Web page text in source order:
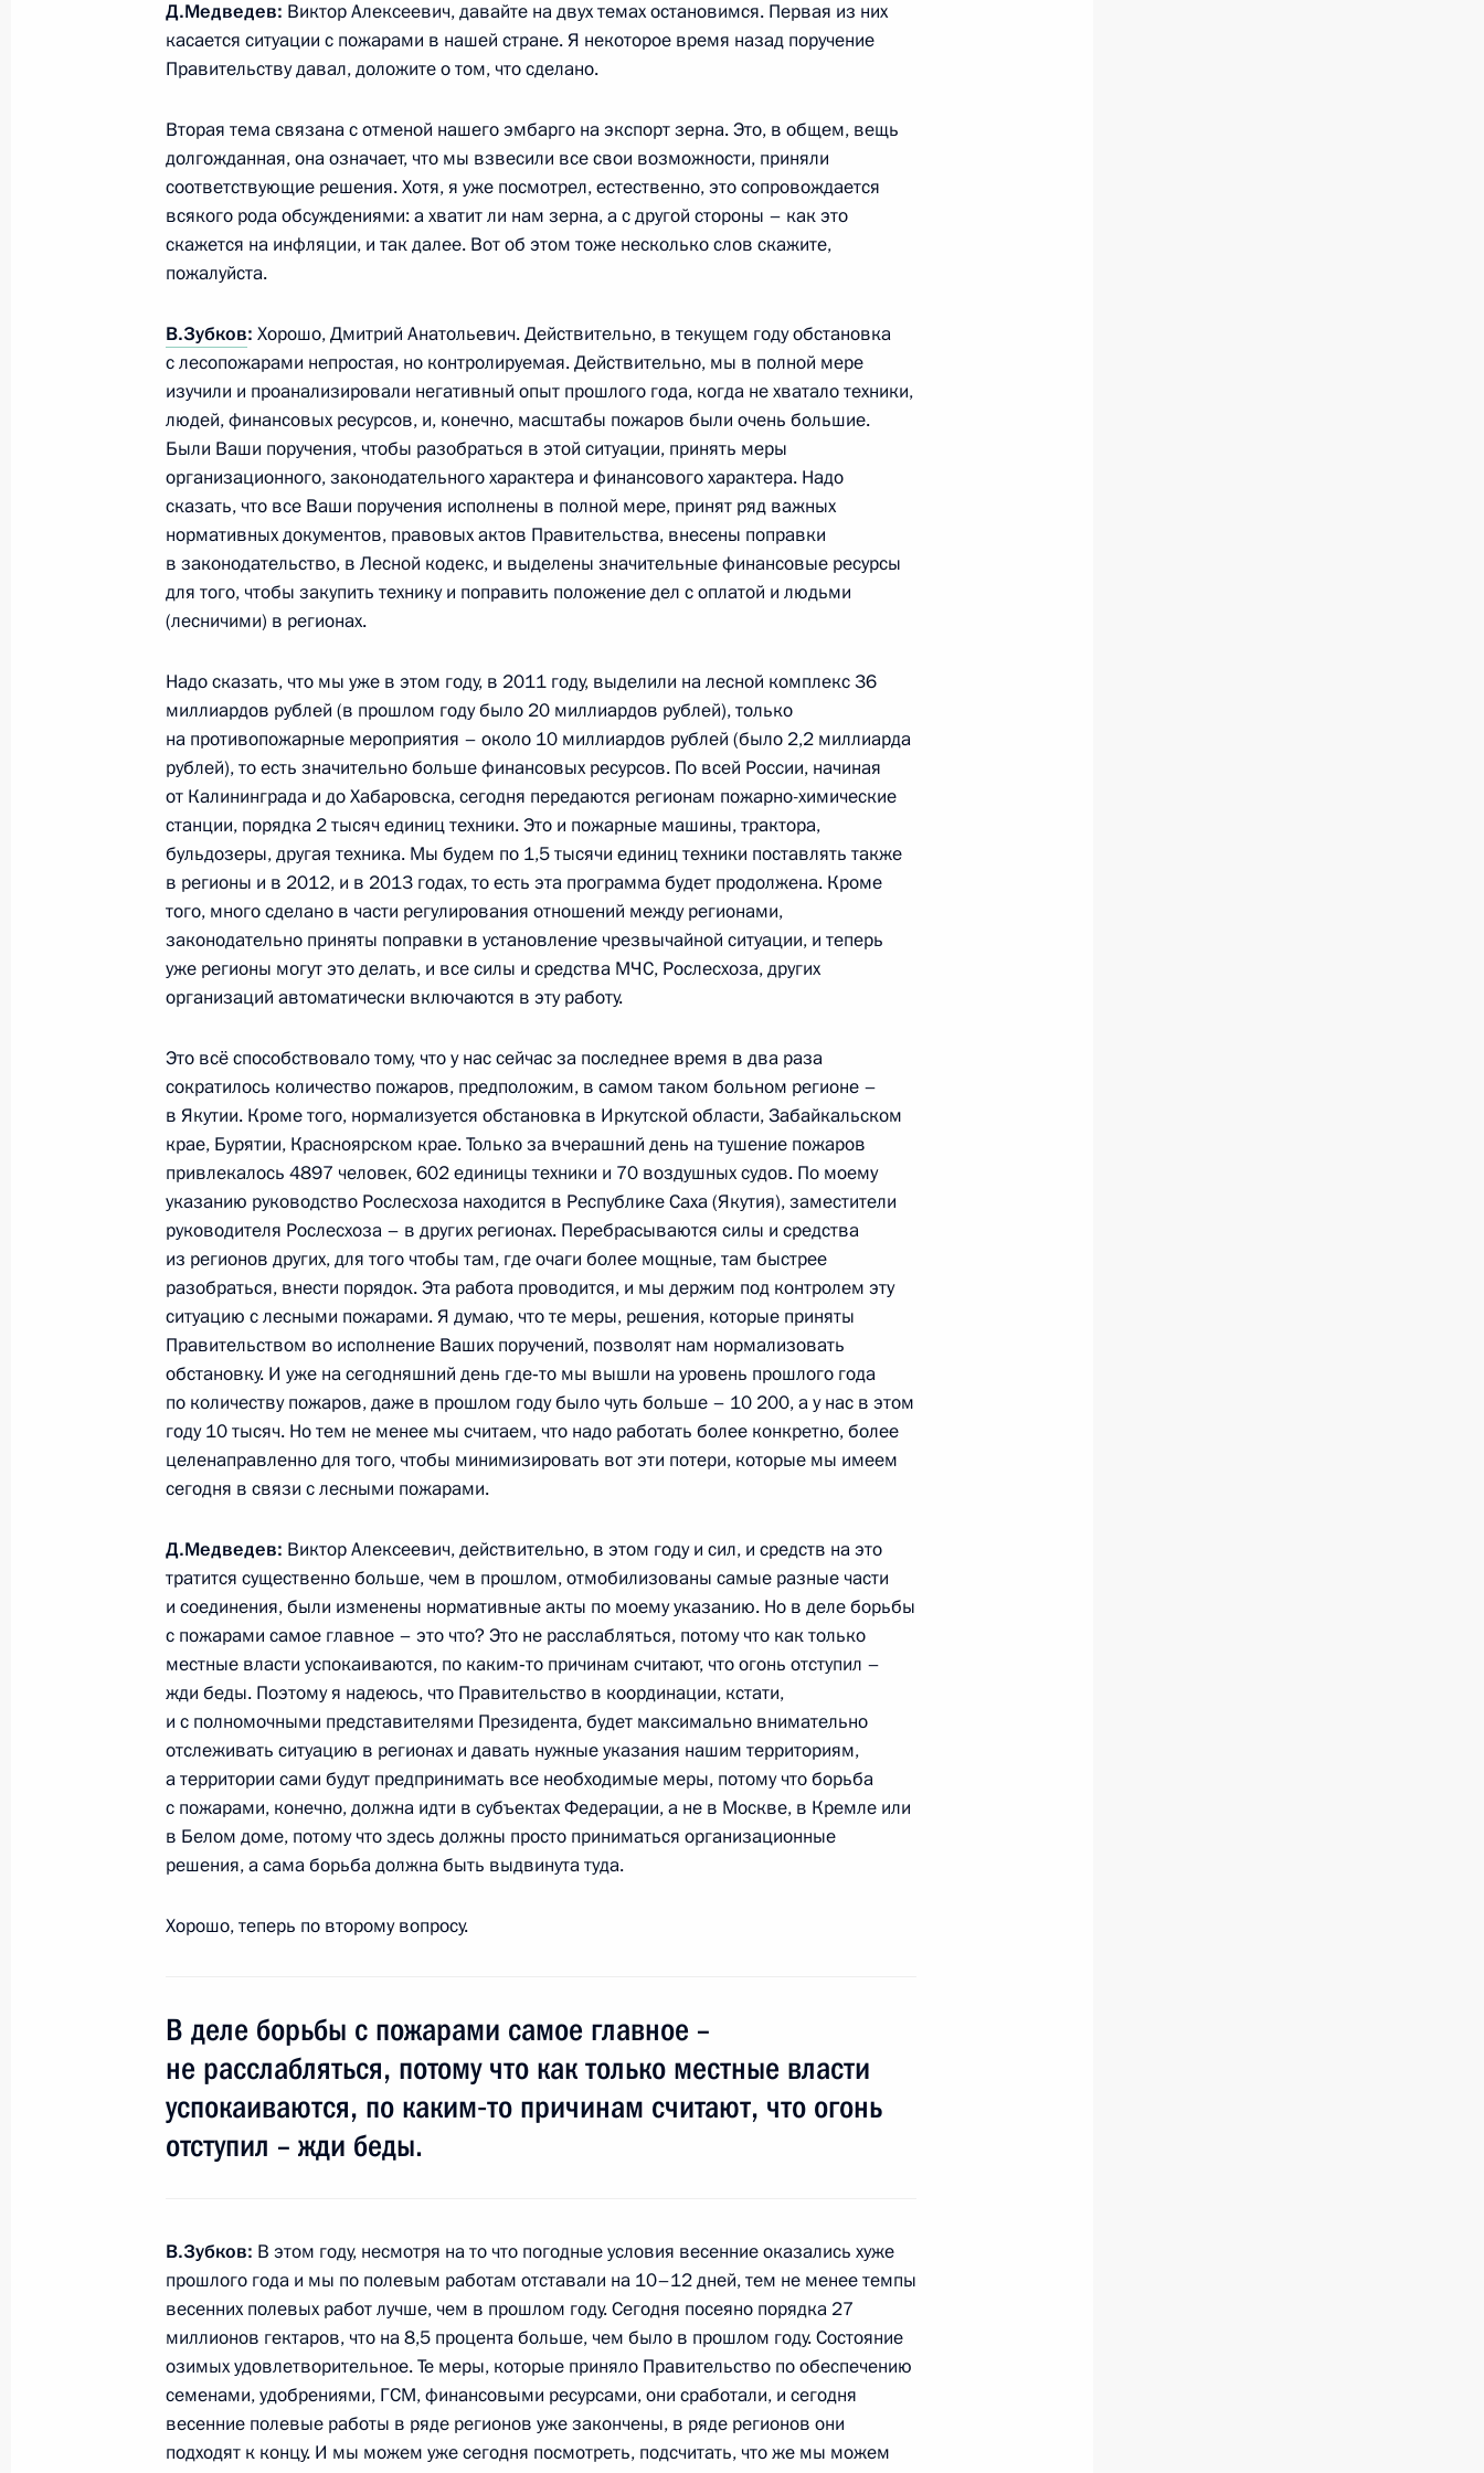
Совещание по вопросам развития военной организации
31 мая 2011 года, 18:00 Московская область, Горки
Рабочая встреча с Первым заместителем Председателя
Правительства Виктором Зубковым
Российско-монгольские переговоры
31 мая 2011 года, 14:00 Москва, Кремль
7
30 мая 2011 года, понедельник
Заседание президиума Госсовета и комиссии по нацпроектам,
посвящённое детскому здравоохранению
30 мая 2011 года, 15:30 Московская область, Горки
28 мая 2011 года, суббота
Встреча с председателем правления компании «Газпром»
Алексеем Миллером
28 мая 2011 года, 16:00 Московская область, Горки
27 мая 2011 года, пятница
27 мая 2011 года, 19:00 Довиль
26 мая 2011 года, четверг
Встреча с Президентом США Бараком Обамой
26 мая 2011 года, 16:00 Франция, Довиль
Встреча с Президентом Франции Николя Саркози
26 мая 2011 года, 14:50 Франция, Довиль
25 мая 2011 года, среда
Совещание с постоянными членами Совета Безопасности
25 мая 2011 года, 16:45 Московская область, Горки
1
Встреча с выпускниками – воспитанниками детских домов
и школ-интернатов
25 мая 2011 года, 15:00 Москва, Кремль
24 мая 2011 года, вторник
развитию экономики России
23 мая 2011 года, понедельник
Дмитрий Медведев встретился с иностранными учёными,
работающими в России
Совещание по вопросам противодействия экстремизму
23 мая 2011 года, 14:30 Москва
20 мая 2011 года, пятница
Д.Медведев: Виктор Алексеевич, давайте на двух темах остановимся. Первая из них
касается ситуации с пожарами в нашей стране. Я некоторое время назад поручение
Правительству давал, доложите о том, что сделано.
Вторая тема связана с отменой нашего эмбарго на экспорт зерна. Это, в общем, вещь
долгожданная, она означает, что мы взвесили все свои возможности, приняли
соответствующие решения. Хотя, я уже посмотрел, естественно, это сопровождается
всякого рода обсуждениями: а хватит ли нам зерна, а с другой стороны – как это
скажется на инфляции, и так далее. Вот об этом тоже несколько слов скажите,
пожалуйста.
В.Зубков: Хорошо, Дмитрий Анатольевич. Действительно, в текущем году обстановка
с лесопожарами непростая, но контролируемая. Действительно, мы в полной мере
изучили и проанализировали негативный опыт прошлого года, когда не хватало техники,
людей, финансовых ресурсов, и, конечно, масштабы пожаров были очень большие.
Были Ваши поручения, чтобы разобраться в этой ситуации, принять меры
организационного, законодательного характера и финансового характера. Надо
сказать, что все Ваши поручения исполнены в полной мере, принят ряд важных
нормативных документов, правовых актов Правительства, внесены поправки
в законодательство, в Лесной кодекс, и выделены значительные финансовые ресурсы
для того, чтобы закупить технику и поправить положение дел с оплатой и людьми
(лесничими) в регионах.
Надо сказать, что мы уже в этом году, в 2011 году, выделили на лесной комплекс 36
миллиардов рублей (в прошлом году было 20 миллиардов рублей), только
на противопожарные мероприятия – около 10 миллиардов рублей (было 2,2 миллиарда
рублей), то есть значительно больше финансовых ресурсов. По всей России, начиная
от Калининграда и до Хабаровска, сегодня передаются регионам пожарно-химические
станции, порядка 2 тысяч единиц техники. Это и пожарные машины, трактора,
бульдозеры, другая техника. Мы будем по 1,5 тысячи единиц техники поставлять также
в регионы и в 2012, и в 2013 годах, то есть эта программа будет продолжена. Кроме
того, много сделано в части регулирования отношений между регионами,
законодательно приняты поправки в установление чрезвычайной ситуации, и теперь
уже регионы могут это делать, и все силы и средства МЧС, Рослесхоза, других
организаций автоматически включаются в эту работу.
Это всё способствовало тому, что у нас сейчас за последнее время в два раза
сократилось количество пожаров, предположим, в самом таком больном регионе –
в Якутии. Кроме того, нормализуется обстановка в Иркутской области, Забайкальском
крае, Бурятии, Красноярском крае. Только за вчерашний день на тушение пожаров
привлекалось 4897 человек, 602 единицы техники и 70 воздушных судов. По моему
указанию руководство Рослесхоза находится в Республике Саха (Якутия), заместители
руководителя Рослесхоза – в других регионах. Перебрасываются силы и средства
из регионов других, для того чтобы там, где очаги более мощные, там быстрее
разобраться, внести порядок. Эта работа проводится, и мы держим под контролем эту
ситуацию с лесными пожарами. Я думаю, что те меры, решения, которые приняты
Правительством во исполнение Ваших поручений, позволят нам нормализовать
обстановку. И уже на сегодняшний день где‑то мы вышли на уровень прошлого года
по количеству пожаров, даже в прошлом году было чуть больше – 10 200, а у нас в этом
году 10 тысяч. Но тем не менее мы считаем, что надо работать более конкретно, более
целенаправленно для того, чтобы минимизировать вот эти потери, которые мы имеем
сегодня в связи с лесными пожарами.
Д.Медведев: Виктор Алексеевич, действительно, в этом году и сил, и средств на это
тратится существенно больше, чем в прошлом, отмобилизованы самые разные части
и соединения, были изменены нормативные акты по моему указанию. Но в деле борьбы
с пожарами самое главное – это что? Это не расслабляться, потому что как только
местные власти успокаиваются, по каким‑то причинам считают, что огонь отступил –
жди беды. Поэтому я надеюсь, что Правительство в координации, кстати,
и с полномочными представителями Президента, будет максимально внимательно
отслеживать ситуацию в регионах и давать нужные указания нашим территориям,
а территории сами будут предпринимать все необходимые меры, потому что борьба
с пожарами, конечно, должна идти в субъектах Федерации, а не в Москве, в Кремле или
в Белом доме, потому что здесь должны просто приниматься организационные
решения, а сама борьба должна быть выдвинута туда.
Хорошо, теперь по второму вопросу.
В деле борьбы с пожарами самое главное –
не расслабляться, потому что как только местные власти
успокаиваются, по каким‑то причинам считают, что огонь
отступил – жди беды.
В.Зубков: В этом году, несмотря на то что погодные условия весенние оказались хуже
прошлого года и мы по полевым работам отставали на 10–12 дней, тем не менее темпы
весенних полевых работ лучше, чем в прошлом году. Сегодня посеяно порядка 27
миллионов гектаров, что на 8,5 процента больше, чем было в прошлом году. Состояние
озимых удовлетворительное. Те меры, которые приняло Правительство по обеспечению
семенами, удобрениями, ГСМ, финансовыми ресурсами, они сработали, и сегодня
весенние полевые работы в ряде регионов уже закончены, в ряде регионов они
подходят к концу. И мы можем уже сегодня посмотреть, подсчитать, что же мы можем